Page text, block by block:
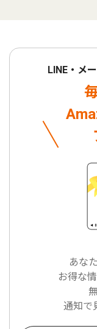
LINE・メ
あな
お得な
通知で